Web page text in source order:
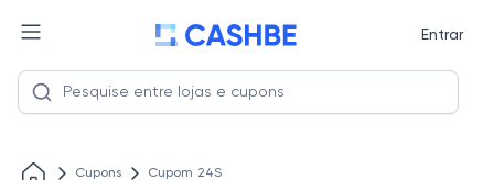
Entrar
Cupons Cupom 24S